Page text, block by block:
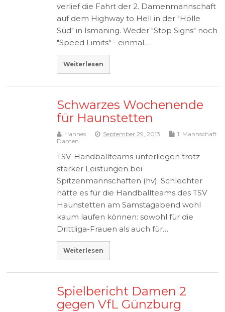
verlief die Fahrt der 2. Damenmannschaft
auf dem Highway to Hell in der "Hölle
Süd" in Ismaning. Weder "Stop Signs" noch
"Speed Limits" - einmal…
Weiterlesen
Schwarzes Wochenende
für Haunstetten
Hannes September 29, 2013
1. Mannschaft
Damen
TSV-Handballteams unterliegen trotz
starker Leistungen bei
Spitzenmannschaften (hv). Schlechter
hätte es für die Handballteams des TSV
Haunstetten am Samstagabend wohl
kaum laufen können: sowohl für die
Drittliga-Frauen als auch für…
Weiterlesen
Spielbericht Damen 2
gegen VfL Günzburg